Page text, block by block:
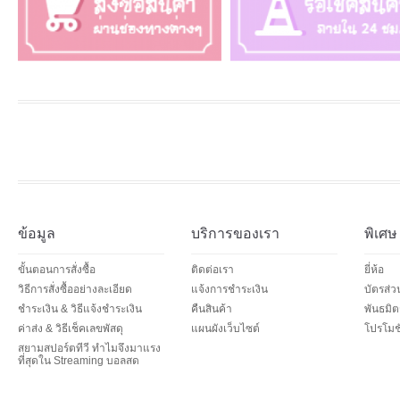
ข้อมูล
ขั้นตอนการสั่งซื้อ
วิธีการสั่งซื้ออย่างละเอียด
ชำระเงิน & วิธีแจ้งชำระเงิน
ค่าส่ง & วิธีเช็คเลขพัสดุ
สยามสปอร์ตทีวี ทำไมจึงมาแรง
ที่สุดใน Streaming บอลสด
บริการของเรา
ติดต่อเรา
แจ้งการชำระเงิน
คืนสินค้า
แผนผังเว็บไซต์
พิเศษ
ยี่ห้อ
บัตรส่ว
พันธมิต
โปรโม